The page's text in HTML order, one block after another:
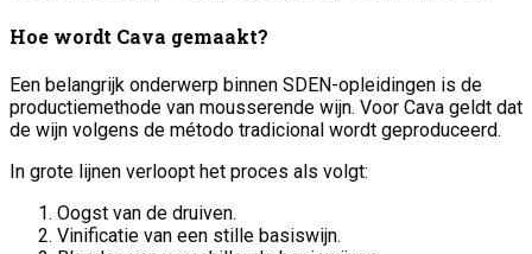
Hoe wordt Cava gemaakt?
Een belangrijk onderwerp binnen SDEN-opleidingen is de
productiemethode van mousserende wijn. Voor Cava geldt dat
de wijn volgens de método tradicional wordt geproduceerd.
In grote lijnen verloopt het proces als volgt:
Oogst van de druiven.
Vinificatie van een stille basiswijn.